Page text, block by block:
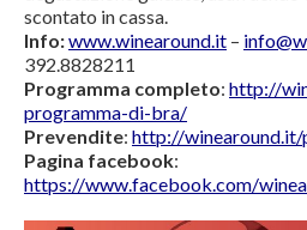
scontato in cassa.
Info:www.winearound.it –
392.8828211
Programma completo: http://
programma-di-bra/
Prevendite: http://
Pagina facebook:
https://www.facebook.com/